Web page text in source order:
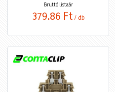
Bruttó listaár
379,86 Ft / db